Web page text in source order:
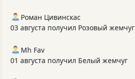
Роман Цивинскас
03 августа получил Розовый жемчуг
Mh Fav
01 августа получил Белый жемчуг